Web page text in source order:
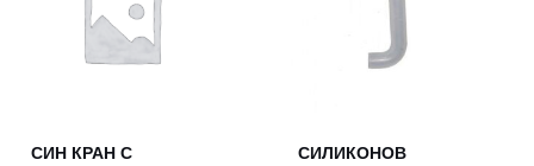
СИН КРАН С
СИЛИКОНОВ